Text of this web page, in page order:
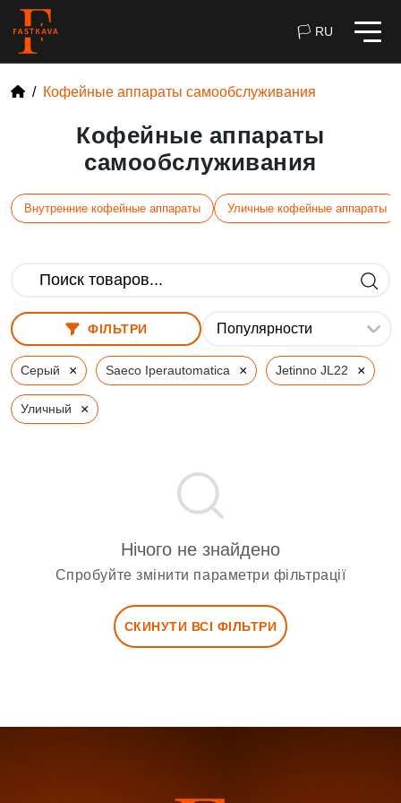
🏳 RU
Кофейные аппараты самообслуживания
Кофейные аппараты
самообслуживания
Внутренние кофейные аппараты Уличные кофейные аппараты
ФІЛЬТРИ
Серый × Saeco Iperautomatica × Jetinno JL22 ×
Уличный ×
Нічого не знайдено
Спробуйте змінити параметри фільтрації
СКИНУТИ ВСІ ФІЛЬТРИ